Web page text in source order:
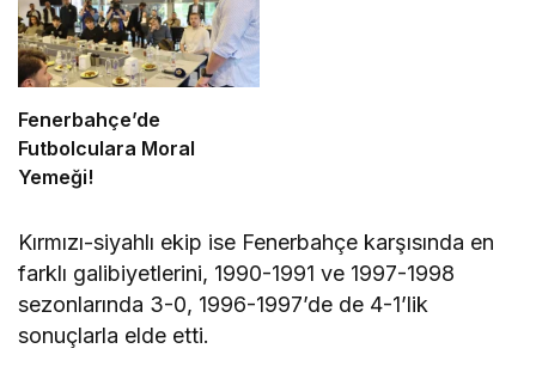
Fenerbahçe’de
Futbolculara Moral
Yemeği!
Kırmızı-siyahlı ekip ise Fenerbahçe karşısında en
farklı galibiyetlerini, 1990-1991 ve 1997-1998
sezonlarında 3-0, 1996-1997’de de 4-1’lik
sonuçlarla elde etti.